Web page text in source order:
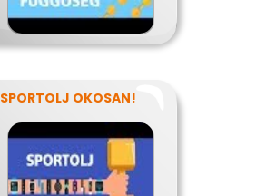
SPORTOLJ OKOSAN!